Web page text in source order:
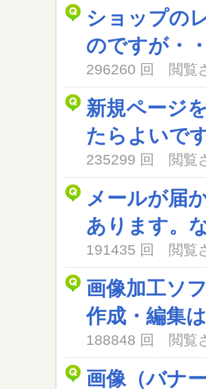
ショップの
のですが・
296260 回 閲覧
新規ページ
たらよいで
235299 回 閲覧
メールが届
あります。
191435 回 閲覧
画像加工ソ
作成・編集
188848 回 閲覧
画像（バナ